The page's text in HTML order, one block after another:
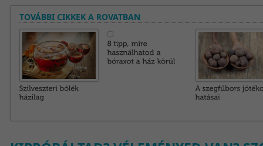
TOVÁBBI CIKKEK A ROVATBAN